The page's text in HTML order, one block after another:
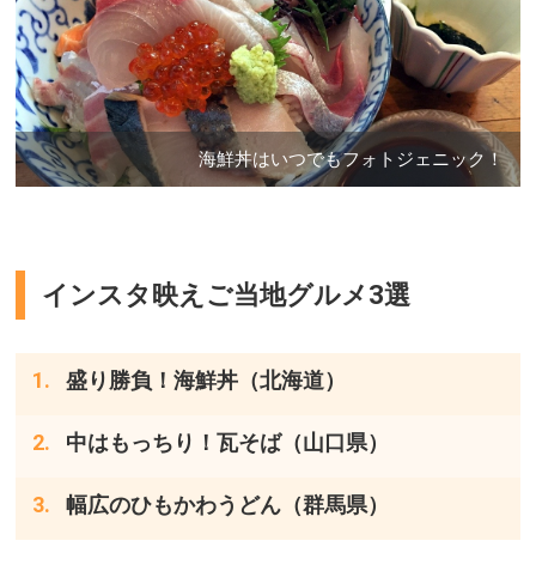
海鮮丼はいつでもフォトジェニック！
インスタ映えご当地グルメ3選
盛り勝負！海鮮丼（北海道）
中はもっちり！瓦そば（山口県）
幅広のひもかわうどん（群馬県）